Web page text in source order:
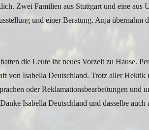
Zwei Familien aus Stuttgart und eine aus
und einer Beratung. Anja übernahm
die Leute ihr neues Vorzelt zu Hause.
von Isabella Deutschland. Trotz aller Hektik
oder Reklamationsbearbeitungen und
Isabella Deutschland und dasselbe